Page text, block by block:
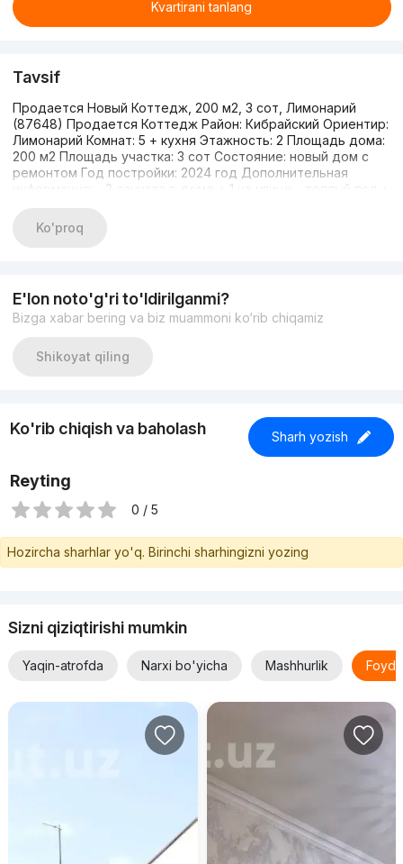
Kvartirani tanlang
Tavsif
Продается Новый Коттедж, 200 м2, 3 сот, Лимонарий
(87648) Продается Коттедж Район: Кибрайский Ориентир:
Лимонарий Комнат: 5 + кухня Этажность: 2 Площадь дома:
200 м2 Площадь участка: 3 сот Состояние: новый дом с
ремонтом Год постройки: 2024 год Дополнительная
информация: - 2 санузла в доме + 1 на улице - теплый пол +
посмотреть объект или получить консультацию?
Свяжитесь со мной» +99897-733-54-33 | Михаил Кан
Ko'proq
E'lon noto'g'ri to'ldirilganmi?
Bizga xabar bering va biz muammoni ko‘rib chiqamiz
Shikoyat qiling
Ko'rib chiqish va baholash Sharh yozish
Reyting
0 / 5
Hozircha sharhlar yo'q. Birinchi sharhingizni yozing
Sizni qiziqtirishi mumkin
Yaqin-atrofda Narxi bo'yicha Mashhurlik